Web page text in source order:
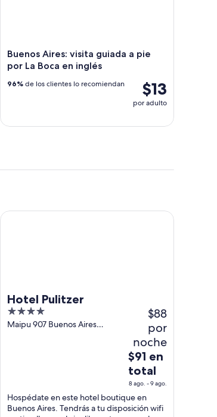
Buenos Aires: visita guiada a pie
por La Boca en inglés
$13
por adulto
96% de los clientes lo recomiendan
Hotel Pulitzer
4
out
Maipu 907 Buenos Aires
$88
por
noche
El
precio
es
$91
$91 en
total
8 ago. - 9 ago.
Hospédate en este hotel boutique en
Buenos Aires. Tendrás a tu disposición wifi
Hotel Pulitzer